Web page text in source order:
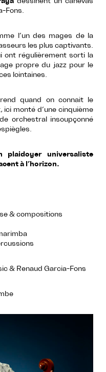
Fons.
l’un des mages de la
les plus captivants.
ont régulièrement sorti la
propre du jazz pour le
lointaines.
quand on connait le
monté d’une cinquième
orchestral insoupçonné
plaidoyer universaliste
à l’horizon.
& compositions
& Renaud Garcia-Fons